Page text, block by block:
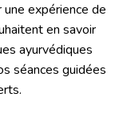
expérience de
en savoir
ayurvédiques
séances guidées